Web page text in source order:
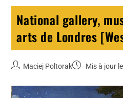
National gallery,
arts de Londres
Maciej Poltorak Mis à jour